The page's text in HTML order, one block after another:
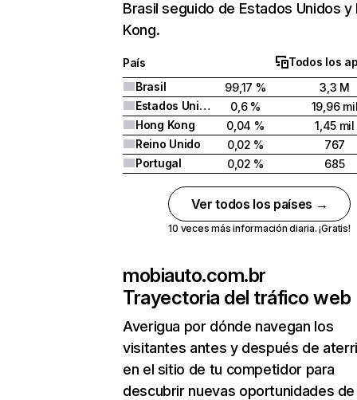
Brasil seguido de Estados Unidos y
Kong.
País
Todos los
Brasil
99,17 %
3,3 M
Estados Unidos
0,6 %
19,96
Hong Kong
0,04 %
1,45 mil
Reino Unido
0,02 %
767
Portugal
0,02 % 685
Ver todos los países →
10 veces más información diaria. ¡Gratis!
mobiauto.com.br
Trayectoria del tráfico web
Averigua por dónde navegan los
visitantes antes y después de
en el sitio de tu competidor para
descubrir nuevas oportunidades de